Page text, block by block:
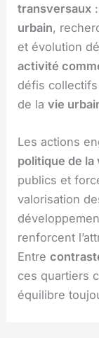
transversaux
urbain,
et évolution
activité
défis
de lavie
Les actions
politique de la
publics et
valorisation
renforcent
Entre
ces quartiers
équilibre